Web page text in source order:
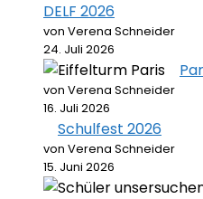
DELF 2026
von Verena Schneider
24. Juli 2026
von Verena Schneider
16. Juli 2026
Schulfest 2026
von Verena Schneider
15. Juni 2026